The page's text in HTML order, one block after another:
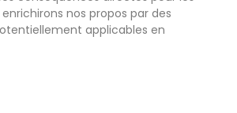
nos propos par des
applicables en